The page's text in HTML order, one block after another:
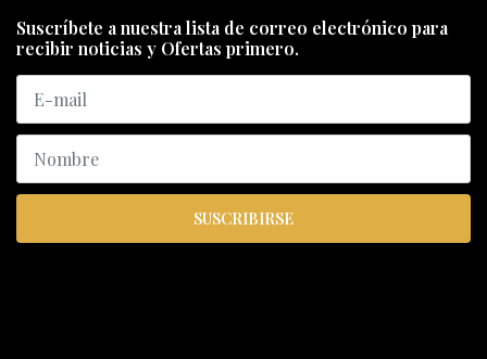
Suscríbete a nuestra lista de correo electrónico para
recibir noticias y Ofertas primero.
SUSCRIBIRSE